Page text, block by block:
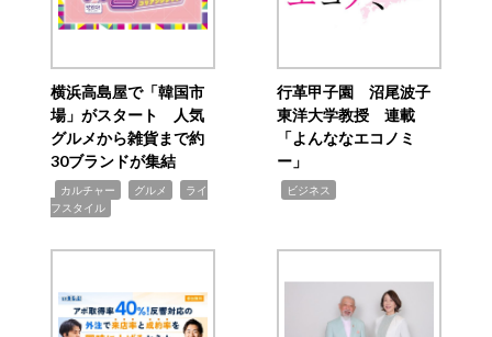
横浜高島屋で「韓国市
場」がスタート 人気
グルメから雑貨まで約
30ブランドが集結
カルチャー グルメ
ライ
フスタイル
行革甲子園 沼尾波子
東洋大学教授 連載
「よんななエコノミ
ー」
ビジネス